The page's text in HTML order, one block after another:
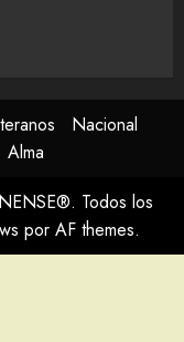
Nacional
Alma
Todos los
por AF themes.